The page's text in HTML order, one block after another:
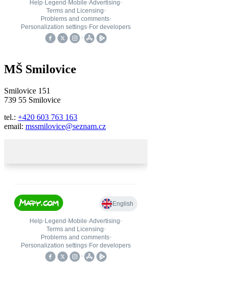
MŠ Smilovice
Smilovice 151
739 55 Smilovice
tel.: +420 603 763 163
email: mssmilovice@seznam.cz